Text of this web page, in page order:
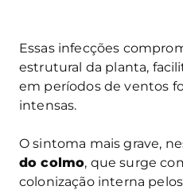
Essas infecções
estrutural da planta,
em períodos de ventos
intensas.
O sintoma mais grave,
do colmo, que surge
colonização interna